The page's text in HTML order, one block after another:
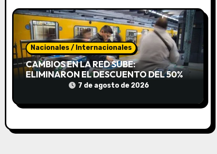
Nacionales / Internacionales
CAMBIOS EN LA RED SUBE:
ELIMINARON EL DESCUENTO DEL 50%
PARA COMBINAR EL TREN CON EL
7 de agosto de 2026